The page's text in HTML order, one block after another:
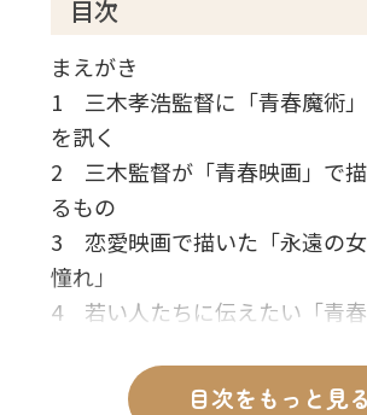
目次
まえがき
1 三木孝浩監督に「青春魔術」
を訊く
2 三木監督が「青春映画」で
るもの
3 恋愛映画で描いた「永遠の
憧れ」
4 若い人たちに伝えたい「青
5 三木監督のテーマの一つであ
目次をもっと見る